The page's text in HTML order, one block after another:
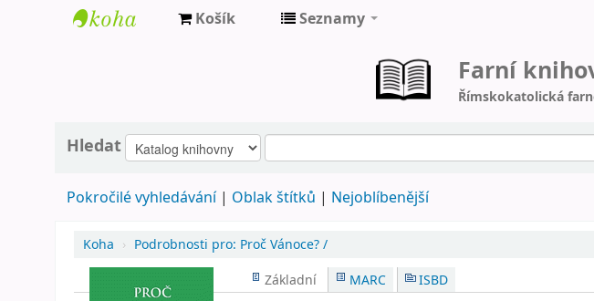
Město
Metují
Košík Seznamy
Farní
Římskokatolická
Hledat
Pokročilé vyhledávání Oblak štítků Nejoblíbenější
Koha › Podrobnosti pro: Proč Vánoce? /
Základní MARC ISBD